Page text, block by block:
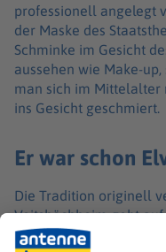
professionell angelegt
der Maske des
Schminke im Gesicht
aussehen wie Make-
man sich im Mittelalter
ins Gesicht geschmiert.
Er war schon
Die Tradition originell
Veitshöchheim geht
Beckstein zurück.